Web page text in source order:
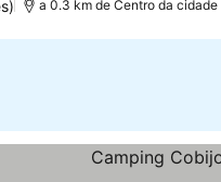
a 0.3 km de Centro da cidade